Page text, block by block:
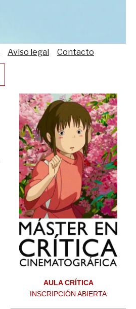
Aviso legal Contacto
AULA CRÍTICA
INSCRIPCIÓN ABIERTA